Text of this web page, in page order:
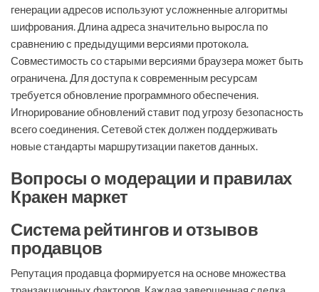
генерации адресов используют усложненные алгоритмы
шифрования. Длина адреса значительно выросла по
сравнению с предыдущими версиями протокола.
Совместимость со старыми версиями браузера может быть
ограничена. Для доступа к современным ресурсам
требуется обновление программного обеспечения.
Игнорирование обновлений ставит под угрозу безопасность
всего соединения. Сетевой стек должен поддерживать
новые стандарты маршрутизации пакетов данных.
Вопросы о модерации и правилах
Кракен маркет
Система рейтингов и отзывов
продавцов
Репутация продавца формируется на основе множества